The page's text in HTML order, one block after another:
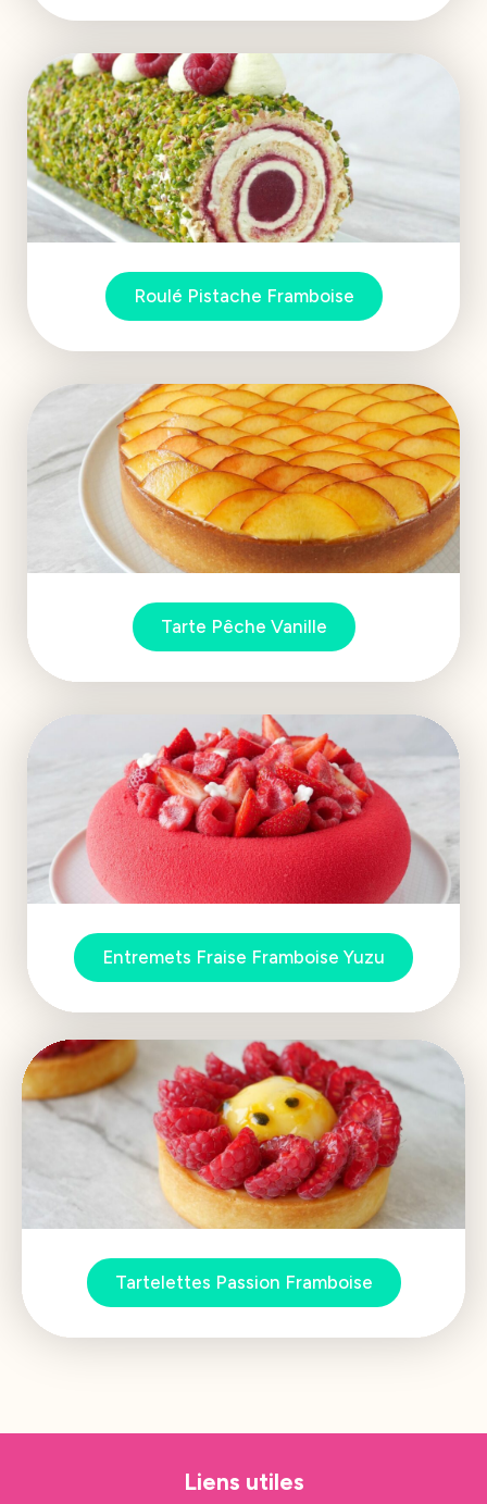
Roulé Pistache Framboise
Tarte Pêche Vanille
Entremets Fraise Framboise Yuzu
Tartelettes Passion Framboise
Liens utiles